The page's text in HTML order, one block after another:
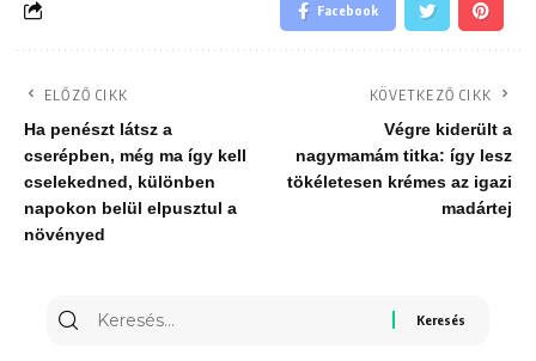
Facebook
ELŐZŐ CIKK
Ha penészt látsz a
cserépben, még ma így kell
cselekedned, különben
napokon belül elpusztul a
növényed
KÖVETKEZŐ CIKK
Végre kiderült a
nagymamám titka: így lesz
tökéletesen krémes az igazi
madártej
Keresés